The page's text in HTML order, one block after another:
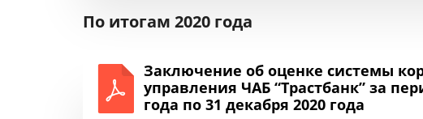
По итогам 2020 года
Заключение об оценке системы
управления ЧАБ “Трастбанк” за
года по 31 декабря 2020 года